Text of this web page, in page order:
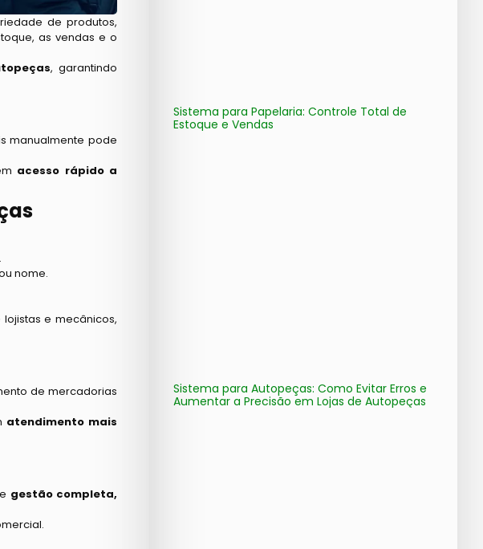
de produtos,
as vendas e o
, garantindo
manualmente pode
acesso rápido a
nome.
e mecânicos,
de mercadorias
atendimento mais
gestão completa,
Sistema para Papelaria: Controle Total de
Estoque e Vendas
Sistema para Autopeças: Como Evitar Erros e
Aumentar a Precisão em Lojas de Autopeças